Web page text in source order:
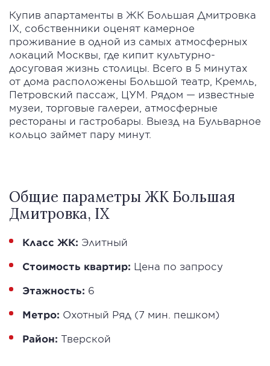
Купив апартаменты в ЖК Большая Дмитровка
IX, собственники оценят камерное
проживание в одной из самых атмосферных
локаций Москвы, где кипит культурно-
досуговая жизнь столицы. Всего в 5 минутах
от дома расположены Большой театр, Кремль,
Петровский пассаж, ЦУМ. Рядом — известные
музеи, торговые галереи, атмосферные
рестораны и гастробары. Выезд на Бульварное
кольцо займет пару минут.
Общие параметры ЖК Большая
Дмитровка, IX
Класс ЖК: Элитный
Стоимость квартир: Цена по запросу
Этажность: 6
Метро: Охотный Ряд (7 мин. пешком)
Район: Тверской